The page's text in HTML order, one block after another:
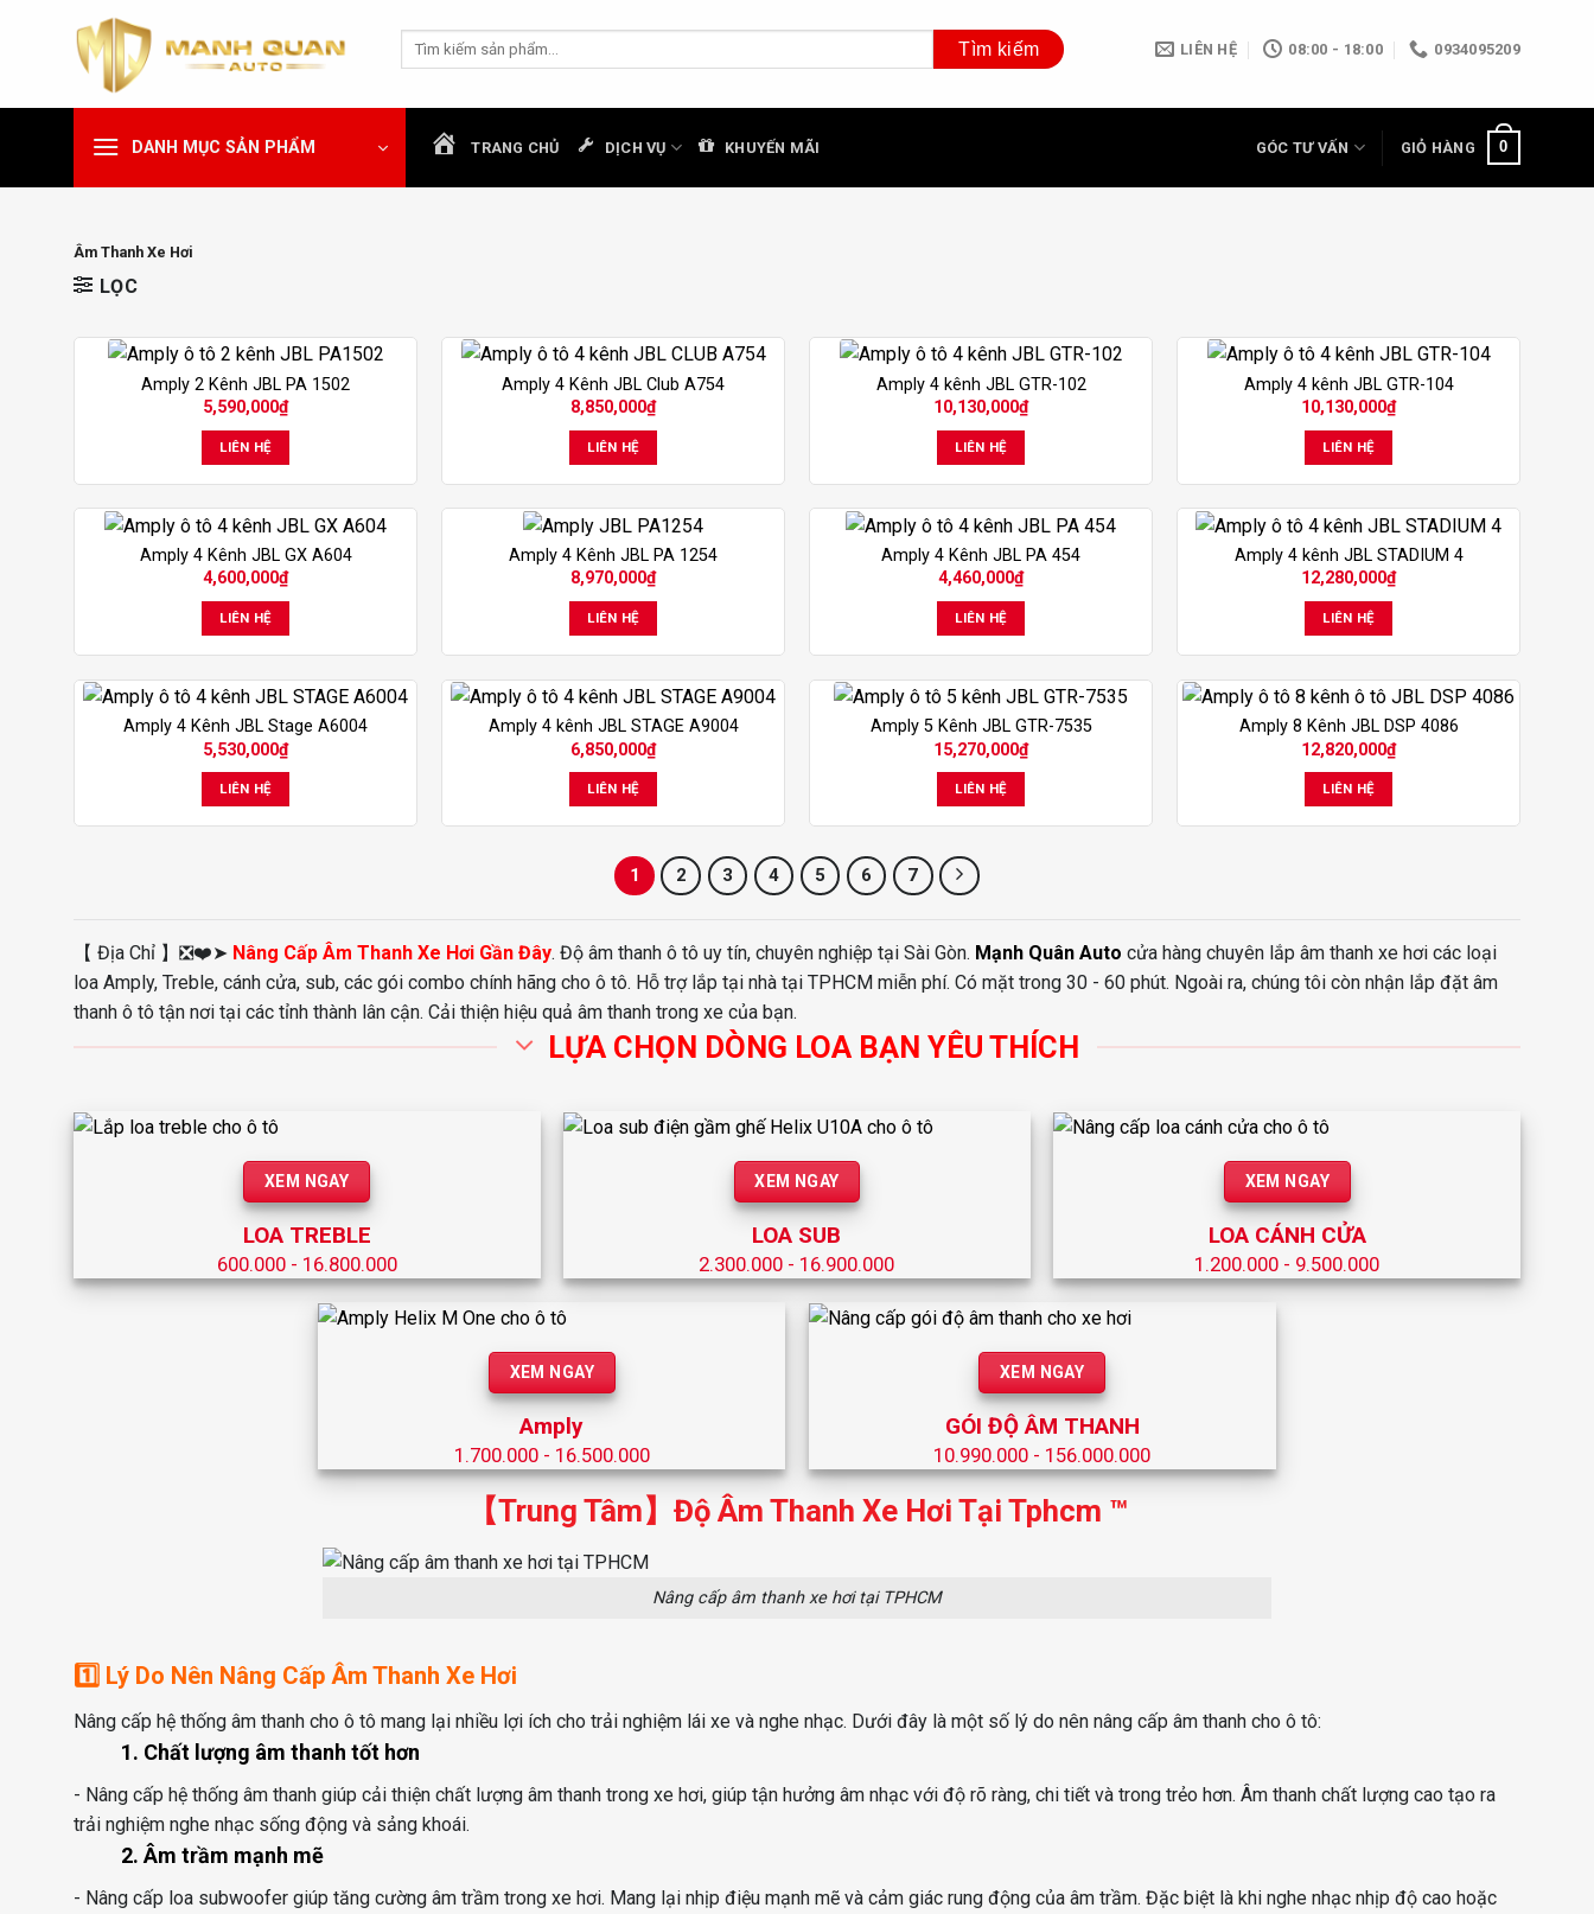
dung
Tìm
LIÊN HỆ 08:00 - 18:00 0934095209
DANH MỤC SẢN PHẨM TRANG CHỦ DỊCH VỤ KHUYẾN MÃI GÓC TƯ VẤN GIỎ HÀNG 0
Âm Thanh Xe Hơi
LỌC
Amply 2 Kênh JBL PA 1502
5,590,000₫
LIÊN HỆ
Amply 4 Kênh JBL Club A754
8,850,000₫
LIÊN HỆ
Amply 4 kênh JBL GTR-102
10,130,000₫
LIÊN HỆ
Amply 4 kênh JBL GTR-104
10,130,000₫
LIÊN HỆ
Amply 4 Kênh JBL GX A604
4,600,000₫
LIÊN HỆ
Amply 4 Kênh JBL PA 1254
8,970,000₫
LIÊN HỆ
Amply 4 Kênh JBL PA 454
4,460,000₫
LIÊN HỆ
Amply 4 kênh JBL STADIUM 4
12,280,000₫
LIÊN HỆ
Amply 4 Kênh JBL Stage A6004
5,530,000₫
LIÊN HỆ
Amply 4 kênh JBL STAGE A9004
6,850,000₫
LIÊN HỆ
Amply 5 Kênh JBL GTR-7535
15,270,000₫
LIÊN HỆ
Amply 8 Kênh JBL DSP 4086
12,820,000₫
LIÊN HỆ
1 2 3 4 5 6 7
【 Địa Chỉ 】❎❤️➤ Nâng Cấp Âm Thanh Xe Hơi Gần Đây. Độ âm thanh ô tô uy tín, chuyên nghiệp tại Sài Gòn. Mạnh Quân Auto cửa hàng chuyên lắp âm thanh xe hơi các loại
loa Amply, Treble, cánh cửa, sub, các gói combo chính hãng cho ô tô. Hỗ trợ lắp tại nhà tại TPHCM miễn phí. Có mặt trong 30 - 60 phút. Ngoài ra, chúng tôi còn nhận lắp đặt âm
thanh ô tô tận nơi tại các tỉnh thành lân cận. Cải thiện hiệu quả âm thanh trong xe của bạn.
LỰA CHỌN DÒNG LOA BẠN YÊU THÍCH
XEM NGAY
LOA TREBLE
600.000 - 16.800.000
XEM NGAY
LOA SUB
2.300.000 - 16.900.000
XEM NGAY
LOA CÁNH CỬA
1.200.000 - 9.500.000
XEM NGAY
Amply
1.700.000 - 16.500.000
XEM NGAY
GÓI ĐỘ ÂM THANH
10.990.000 - 156.000.000
【Trung Tâm】Độ Âm Thanh Xe Hơi Tại Tphcm ™
Nâng cấp âm thanh xe hơi tại TPHCM
1️⃣ Lý Do Nên Nâng Cấp Âm Thanh Xe Hơi
Nâng cấp hệ thống âm thanh cho ô tô mang lại nhiều lợi ích cho trải nghiệm lái xe và nghe nhạc. Dưới đây là một số lý do nên nâng cấp âm thanh cho ô tô:
1. Chất lượng âm thanh tốt hơn
- Nâng cấp hệ thống âm thanh giúp cải thiện chất lượng âm thanh trong xe hơi, giúp tận hưởng âm nhạc với độ rõ ràng, chi tiết và trong trẻo hơn. Âm thanh chất lượng cao tạo ra
trải nghiệm nghe nhạc sống động và sảng khoái.
2. Âm trầm mạnh mẽ
- Nâng cấp loa subwoofer giúp tăng cường âm trầm trong xe hơi. Mang lại nhịp điệu mạnh mẽ và cảm giác rung động của âm trầm. Đặc biệt là khi nghe nhạc nhịp độ cao hoặc